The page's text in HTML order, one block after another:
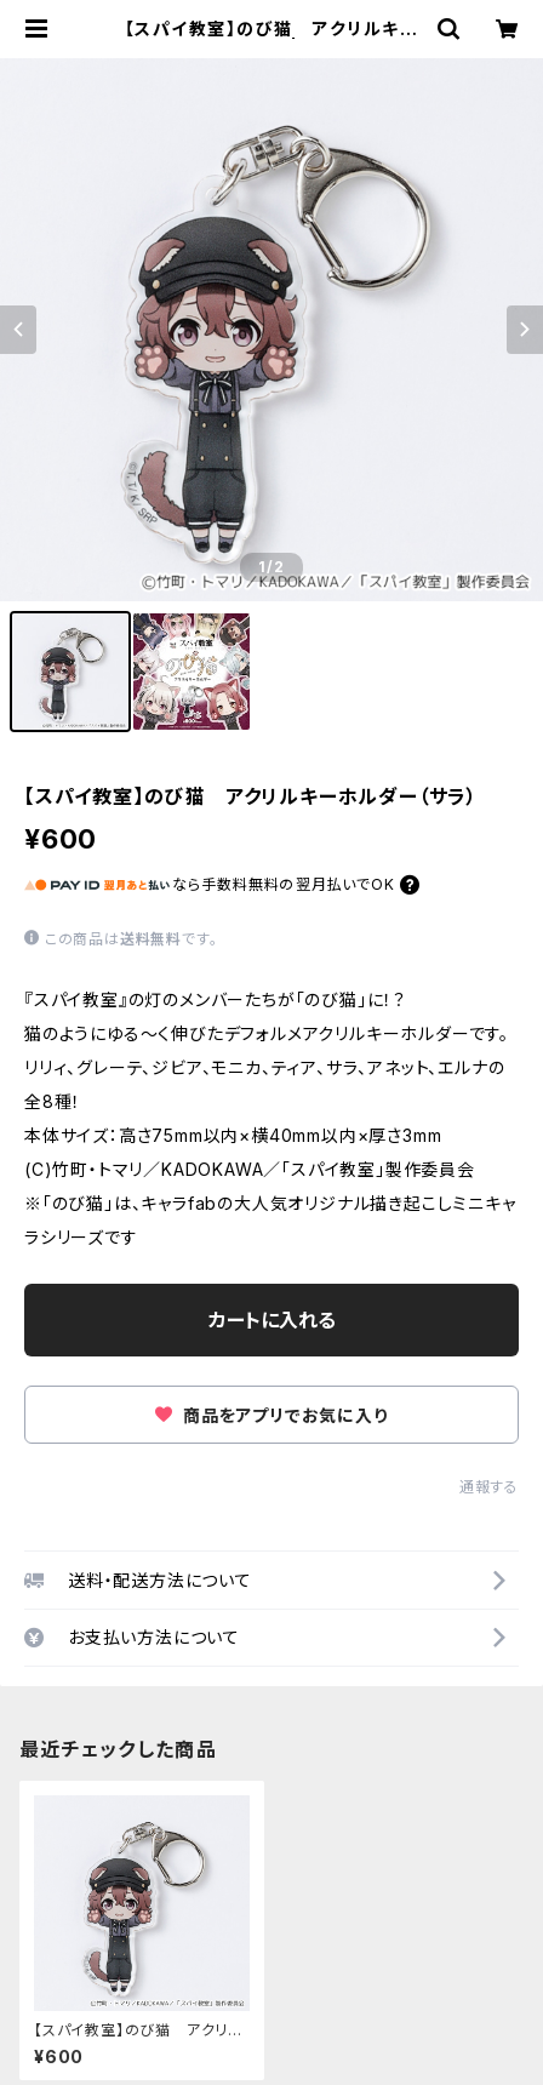
【スパイ教室】のび猫 アクリルキー
1/2
【スパイ教室】のび猫 アクリルキーホルダー（サラ）
¥600
なら 手数料無料の 翌月払いでOK
この商品は送料無料です。
『スパイ教室』の灯のメンバーたちが「のび猫」に！？
猫のようにゆる〜く伸びたデフォルメアクリルキーホルダーです。
リリィ、グレーテ、ジビア、モニカ、ティア、サラ、アネット、エルナの
全8種！
本体サイズ：高さ75mm以内×横40mm以内×厚さ3mm
(C)竹町・トマリ／KADOKAWA／「スパイ教室」製作委員会
※「のび猫」は、キャラfabの大人気オリジナル描き起こしミニキャ
ラシリーズです
カートに入れる
商品をアプリでお気に入り
通報する
送料・配送方法について
お支払い方法について
最近チェックした商品
【スパイ教室】のび猫 アクリル
キーホルダー（サラ）
¥600